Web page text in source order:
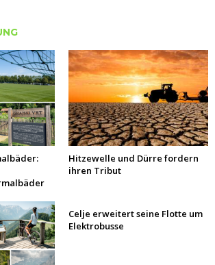
Hitzewelle und Dürre fordern
ihren Tribut
Celje erweitert seine Flotte um
Elektrobusse